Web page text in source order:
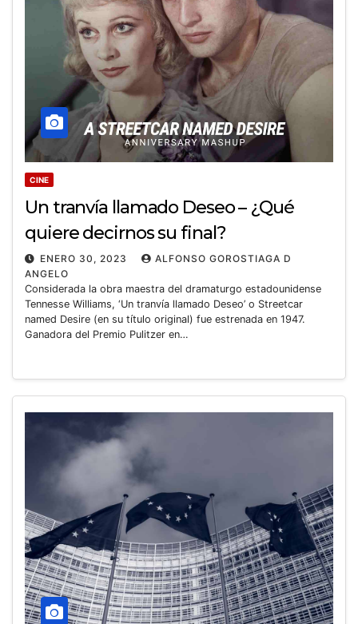
CINE
Un tranvía llamado Deseo – ¿Qué
quiere decirnos su final?
ENERO 30, 2023
ALFONSO GOROSTIAGA D
ANGELO
Considerada la obra maestra del dramaturgo estadounidense
Tennesse Williams, ‘Un tranvía llamado Deseo’ o Streetcar
named Desire (en su título original) fue estrenada en 1947.
Ganadora del Premio Pulitzer en…